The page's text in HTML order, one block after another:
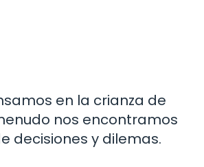
en la crianza de
nos encontramos
decisiones y dilemas.